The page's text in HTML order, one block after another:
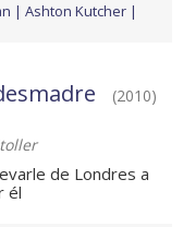
Ashton Kutcher
(2010)
de Londres a
él